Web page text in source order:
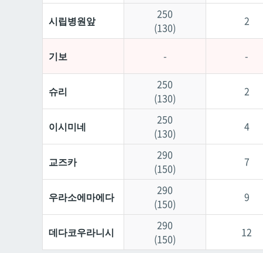
시립병원앞
250
(130)
2
기보
- -
슈리
250
(130)
2
이시미네
250
(130)
4
교즈카
290
(150)
7
우라소에마에다
290
(150)
9
데다코우라니시
290
(150)
12